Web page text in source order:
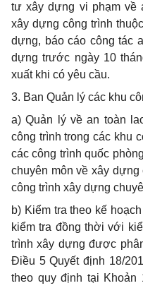
tư xây dựng vi phạm về
xây dựng công trình
dựng, báo cáo công tác
dựng trước ngày 10
xuất khi có yêu cầu.
3. Ban Quản lý các khu
a) Quản lý về an toàn
công trình trong các khu
các công trình quốc
chuyên môn về xây
công trình xây dựng
b) Kiểm tra theo kế
kiểm tra đồng thời với
trình xây dựng được
Điều 5 Quyết định 18/
theo quy định tại Khoản